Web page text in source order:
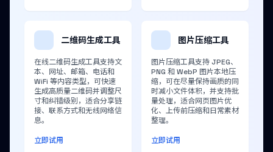
二维码生成工具
在线二维码生成工具支持文
本、网址、邮箱、电话和
WiFi 等内容类型，可快速
生成高质量二维码并调整尺
寸和纠错级别，适合分享链
接、联系方式和无线网络信
息。
立即试用
图片压缩工具
图片压缩工具支持 JPEG、
PNG 和 WebP 图片本地压
缩，可在尽量保持画质的同
时减小文件体积，并支持批
量处理，适合网页图片优
化、上传前压缩和日常素材
整理。
立即试用